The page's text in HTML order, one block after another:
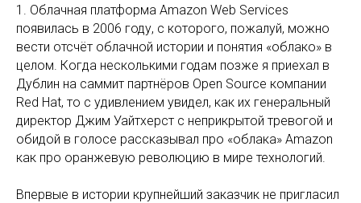
1. Облачная платформа Amazon Web Services
появилась в 2006 году, с которого, пожалуй, можно
вести отсчёт облачной истории и понятия «облако» в
целом. Когда несколькими годам позже я приехал в
Дублин на саммит партнёров Open Source компании
Red Hat, то с удивлением увидел, как их генеральный
директор Джим Уайтхерст с неприкрытой тревогой и
обидой в голосе рассказывал про «облака» Amazon
как про оранжевую революцию в мире технологий.
Впервые в истории крупнейший заказчик не пригласил